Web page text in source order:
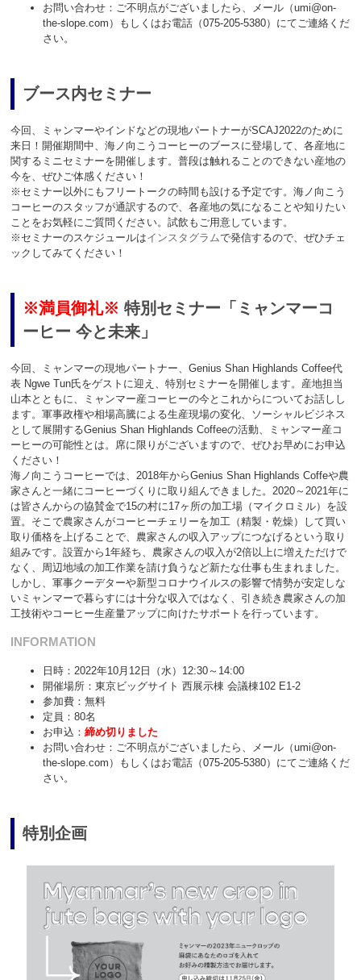
お問い合わせ：ご不明点がございましたら、メール（umi@on-
the-slope.com）もしくはお電話（075-205-5380）にてご連絡くだ
さい。
ブース内セミナー
今回、ミャンマーやインドなどの現地パートナーがSCAJ2022のために
来日！開催期間中、海ノ向こうコーヒーのブースに登場して、各産地に
関するミニセミナーを開催します。普段は触れることのできない産地の
今を、ぜひご体感ください！
※セミナー以外にもフリートークの時間も設ける予定です。海ノ向こう
コーヒーのスタッフが通訳するので、各産地の気になることや知りたい
ことをお気軽にご質問ください。試飲もご用意しています。
※セミナーのスケジュールはインスタグラムで発信するので、ぜひチェ
ックしてみてください！
※満員御礼※ 特別セミナー「ミャンマーコ
ーヒー 今と未来」
今回、ミャンマーの現地パートナー、Genius Shan Highlands Coffee代
表 Ngwe Tun氏をゲストに迎え、特別セミナーを開催します。産地担当
山本とともに、ミャンマー産コーヒーの今とこれからについてお話しし
ます。軍事政権や相場高騰による生産現場の変化、ソーシャルビジネス
として展開するGenius Shan Highlands Coffeeの活動、ミャンマー産コ
ーヒーの可能性とは。席に限りがございますので、ぜひお早めにお申込
ください！
海ノ向こうコーヒーでは、2018年からGenius Shan Highlands Coffeや農
家さんと一緒にコーヒーづくりに取り組んできました。2020～2021年に
は皆さんからの協賛金で15の村に17ヶ所の加工場（マイクロミル）を設
置。そこで農家さんがコーヒーチェリーを加工（精製・乾燥）して買い
取り価格を上げることで、農家さんの収入アップにつなげるという取り
組みです。設置から1年経ち、農家さんの収入が2倍以上に増えただけで
なく、周辺地域の加工作業を請け負うなど新たな仕事も生まれました。
しかし、軍事クーデターや新型コロナウイルスの影響で情勢が安定しな
いミャンマーで暮らすには十分な収入ではなく、引き続き農家さんの加
工技術やコーヒー生産量アップに向けたサポートを行っています。
INFORMATION
日時：2022年10月12日（水）12:30～14:00
開催場所：東京ビッグサイト 西展示棟 会議棟102 E1-2
参加費：無料
定員：80名
お申込： 締め切りました
お問い合わせ：ご不明点がございましたら、メール（umi@on-
the-slope.com）もしくはお電話（075-205-5380）にてご連絡くだ
さい。
特別企画